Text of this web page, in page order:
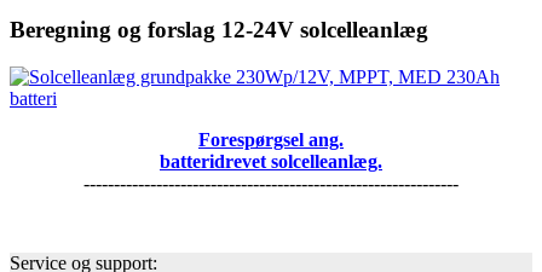
Beregning og forslag 12-24V solcelleanlæg
Forespørgsel ang.
batteridrevet solcelleanlæg.
--------------------------------------------------------------
Service og support: